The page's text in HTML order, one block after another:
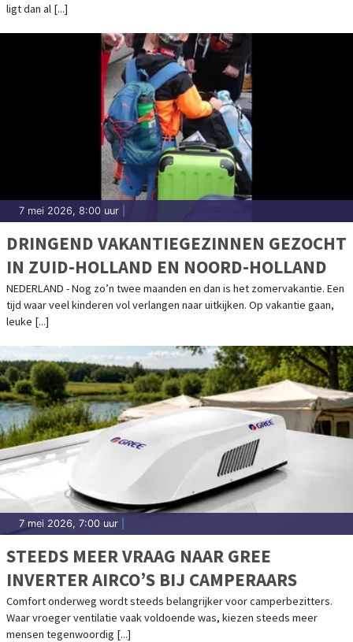
ligt dan al [...]
7 mei 2026, 8:00 uur
DRINGEND VAKANTIEGEZINNEN GEZOCHT
IN ZUID-HOLLAND EN NOORD-HOLLAND
NEDERLAND - Nog zo’n twee maanden en dan is het zomervakantie. Een
tijd waar veel kinderen vol verlangen naar uitkijken. Op vakantie gaan,
leuke [...]
7 mei 2026, 7:00 uur
STEEDS MEER VRAAG NAAR GREE
INVERTER AIRCO’S BIJ CAMPERAARS
Comfort onderweg wordt steeds belangrijker voor camperbezitters.
Waar vroeger ventilatie vaak voldoende was, kiezen steeds meer
mensen tegenwoordig [...]